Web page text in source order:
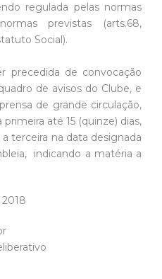
regulada pelas normas
previstas (arts.68,
Social).
precedida de convocação
de avisos do Clube, e
de grande circulação,
até 15 (quinze) dias,
terceira na data designada
indicando a matéria a